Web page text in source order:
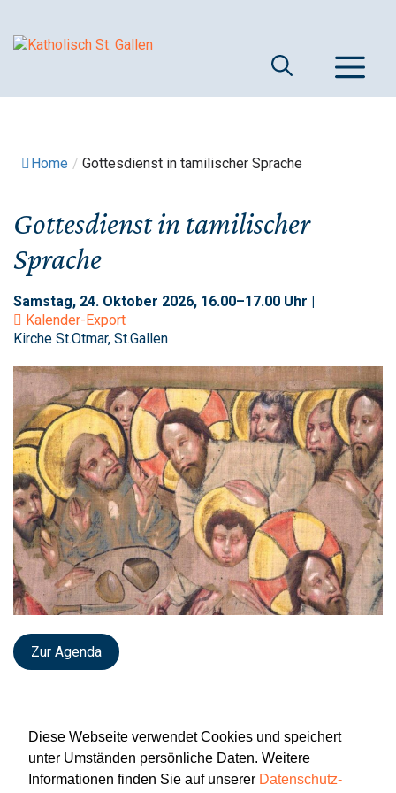
Diese Webseite verwendet Cookies und speichert
unter Umständen persönliche Daten. Weitere
Informationen finden Sie auf unserer Datenschutz-
Inhalt
Home / Gottesdienst in tamilischer Sprache
Gottesdienst in tamilischer
Sprache
Samstag, 24. Oktober 2026, 16.00–17.00 Uhr |
Kalender-Export
Kirche St.Otmar, St.Gallen
Zur Agenda